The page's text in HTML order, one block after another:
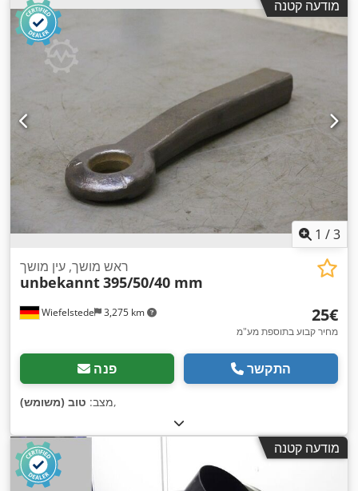
מודעה קטנה
1 /3
Wiefelstede 3,275 km
ראש מושך, עין מושך
unbekannt395/50/40 mm
‏25 ‏€
מחיר קבוע בתוספת מע"מ
פנה התקשר
מצב: טוב (משומש) ,
מודעה קטנה